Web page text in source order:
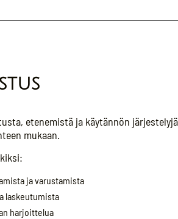
etenemistä ja käytännön järjestelyjä
mukaan.
ja varustamista
laskeutumista
harjoittelua